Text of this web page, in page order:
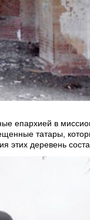
епархией в
татары,
этих деревень